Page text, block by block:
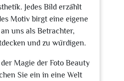
Jedes Bild erzählt
Motiv birgt eine eigene
uns als Betrachter,
und zu würdigen.
Magie der Foto Beauty
Sie ein in eine Welt